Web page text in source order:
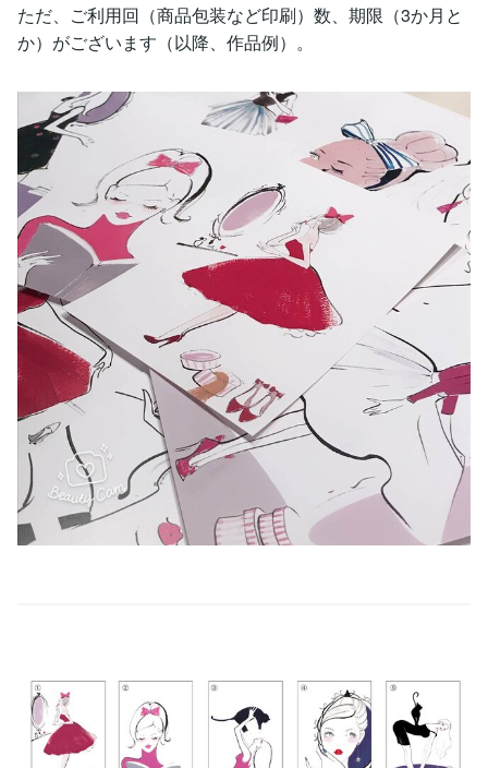
ただ、ご利用回（商品包装など印刷）数、期限（3か月と
か）がございます（以降、作品例）。